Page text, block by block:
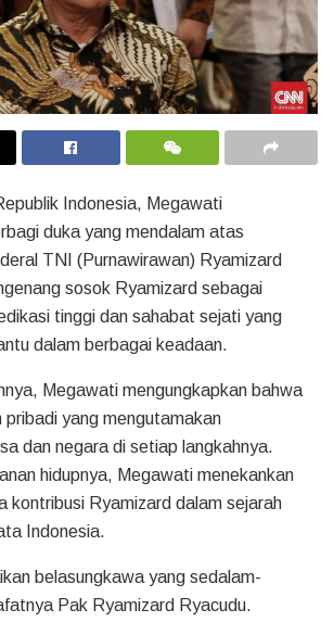
Indonesia, Megawati
duka yang mendalam atas
TNI (Purnawirawan) Ryamizard
sosok Ryamizard sebagai
tinggi dan sahabat sejati yang
dalam berbagai keadaan.
Megawati mengungkapkan bahwa
pribadi yang mengutamakan
dan negara di setiap langkahnya.
hidupnya, Megawati menekankan
kontribusi Ryamizard dalam sejarah
Indonesia.
belasungkawa yang sedalam-
Pak Ryamizard Ryacudu.